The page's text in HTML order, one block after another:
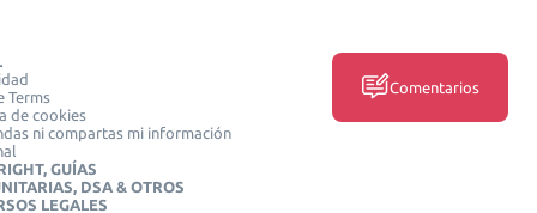
Terms
de cookies
ni compartas mi información
GUÍAS
DSA & OTROS
LEGALES
Comentarios